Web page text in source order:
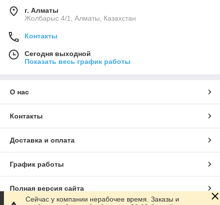
г. Алматы
Жолбарыс 4/1, Алматы, Казахстан
Контакты
Сегодня выходной
Показать весь график работы
О нас
Контакты
Доставка и оплата
График работы
Полная версия сайта
Сейчас у компании нерабочее время. Заказы и